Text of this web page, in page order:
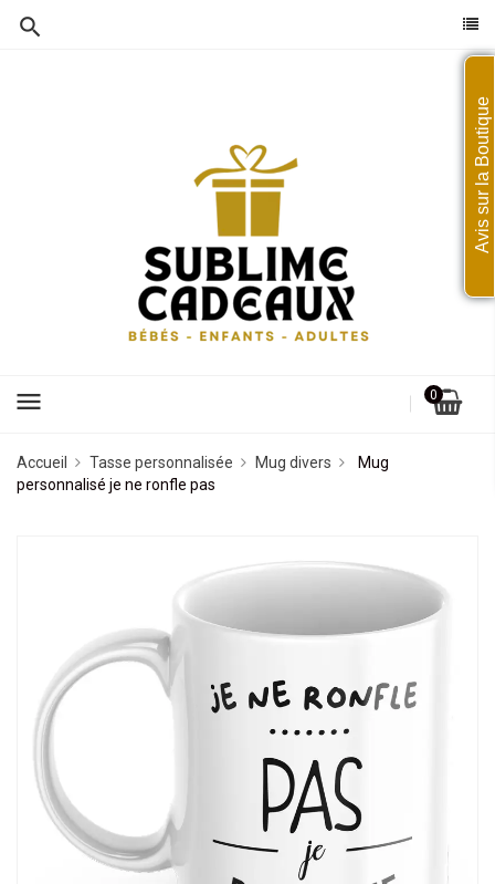
menu 0
Accueil Tasse personnalisée Mug divers
Mug
personnalisé je ne ronfle pas
Avis sur la Boutique